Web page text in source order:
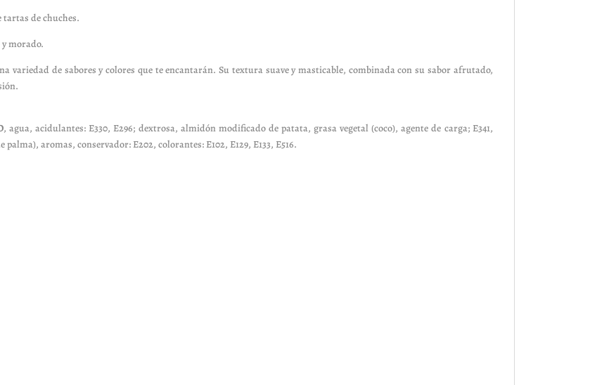
de chuches.
morado.
variedad de sabores y colores que te encantarán. Su textura suave y masticable, combinada con su sabor afrutado,
, agua, acidulantes: E330, E296; dextrosa, almidón modificado de patata, grasa vegetal (coco), agente de carga; E341,
aromas, conservador: E202, colorantes: E102, E129, E133, E516.